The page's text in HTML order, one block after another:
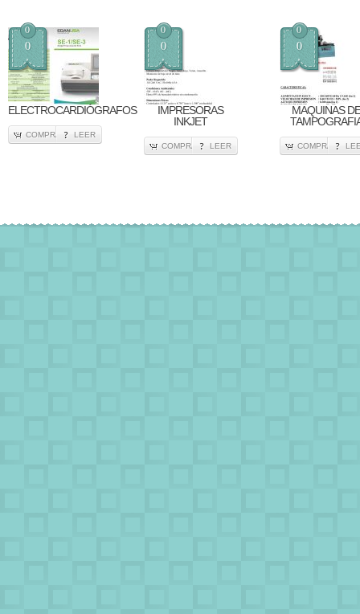
0
0
ELECTROCARDIÓGRAFOS
COMPRA LEER
0
0
IMPRESORAS
INKJET
COMPRA LEER
0
0
MAQUINAS
COMPRA